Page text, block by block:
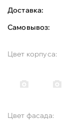
Доставка:
Самовывоз:
Цвет корпуса:
Цвет фасада: